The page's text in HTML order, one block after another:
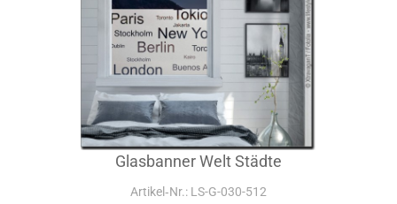
Glasbanner Welt Städte
Artikel‑Nr.: LS-G-030-512